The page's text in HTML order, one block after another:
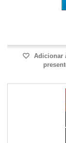
Adicionar